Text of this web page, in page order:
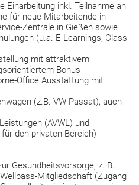
Einarbeitung inkl. Teilnahme an
für neue Mitarbeitende in
Zentrale in Gießen sowie
(u.a. E-Learnings, Class-
mit attraktivem
Bonus
Office Ausstattung mit
(z.B. VW-Passat), auch
(AVWL) und
den privaten Bereich)
Gesundheitsvorsorge, z. B.
Mitgliedschaft (Zugang